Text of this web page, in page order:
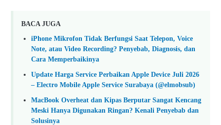
BACA JUGA
iPhone Mikrofon Tidak Berfungsi Saat Telepon, Voice
Note, atau Video Recording? Penyebab, Diagnosis, dan
Cara Memperbaikinya
Update Harga Service Perbaikan Apple Device Juli 2026
– Electro Mobile Apple Service Surabaya (@elmobsub)
MacBook Overheat dan Kipas Berputar Sangat Kencang
Meski Hanya Digunakan Ringan? Kenali Penyebab dan
Solusinya